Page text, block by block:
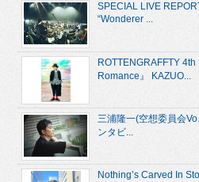
SPECIAL LIVE
“Wonderer ...
ROTTENGRAFFTY
Romance』 KAZUO...
三浦隆一(空想委員会
ンタビ...
Nothing’s Carved In